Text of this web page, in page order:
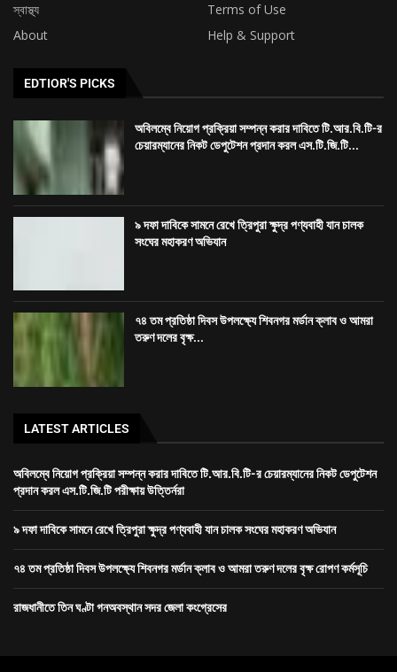
স্বাস্থ্য
Terms of Use
About
Help & Support
EDTIOR'S PICKS
অবিলম্বে নিয়োগ প্রক্রিয়া সম্পন্ন করার দাবিতে টি.আর.বি.টি-র
চেয়ারম্যানের নিকট ডেপুটেশন প্রদান করল এস.টি.জি.টি...
৯ দফা দাবিকে সামনে রেখে ত্রিপুরা ক্ষুদ্র পণ্যবাহী যান চালক
সংঘের মহাকরণ অভিযান
৭৪ তম প্রতিষ্ঠা দিবস উপলক্ষ্যে শিবনগর মর্ডান ক্লাব ও আমরা
তরুণ দলের বৃক্ষ...
LATEST ARTICLES
অবিলম্বে নিয়োগ প্রক্রিয়া সম্পন্ন করার দাবিতে টি.আর.বি.টি-র চেয়ারম্যানের নিকট ডেপুটেশন
প্রদান করল এস.টি.জি.টি পরীক্ষায় উত্তির্নরা
৯ দফা দাবিকে সামনে রেখে ত্রিপুরা ক্ষুদ্র পণ্যবাহী যান চালক সংঘের মহাকরণ অভিযান
৭৪ তম প্রতিষ্ঠা দিবস উপলক্ষ্যে শিবনগর মর্ডান ক্লাব ও আমরা তরুণ দলের বৃক্ষ রোপণ কর্মসূচি
রাজধানীতে তিন ঘণ্টা গনঅবস্থান সদর জেলা কংগ্রেসের